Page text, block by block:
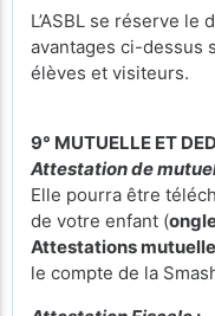
L’ASBL se réserve
avantages ci-dessus
élèves et visiteurs.
9° MUTUELLE ET
Attestation de
Elle pourra être
de votre enfant (
Attestations
le compte de la